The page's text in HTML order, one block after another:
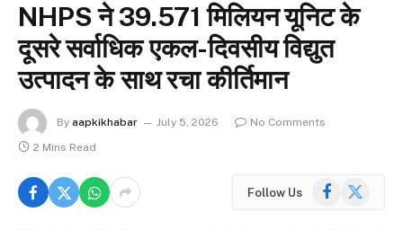
NHPS ने 39.571 मिलियन यूनिट के
दूसरे सर्वाधिक एकल-दिवसीय विद्युत
उत्पादन के साथ रचा कीर्तिमान
By aapkikhabar July 5, 2026
No Comments
2 Mins Read
Follow Us Facebook
X